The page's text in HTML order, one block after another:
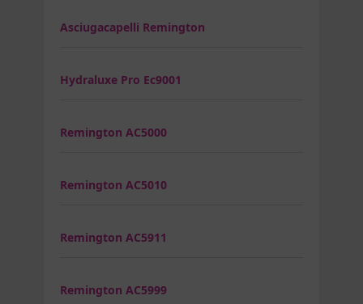
Asciugacapelli Remington
Hydraluxe Pro Ec9001
Remington AC5000
Remington AC5010
Remington AC5911
Remington AC5999